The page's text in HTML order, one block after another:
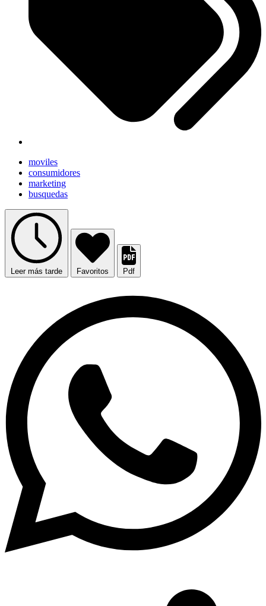
moviles
consumidores
marketing
busquedas
Leer más tarde Favoritos Pdf